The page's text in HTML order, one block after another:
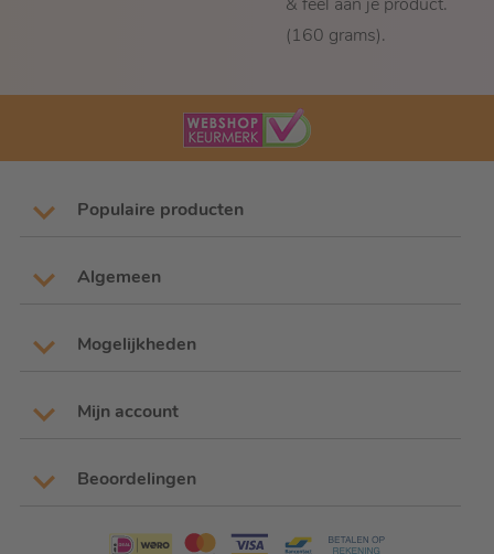
(160 grams).
Populaire producten
Algemeen
Mogelijkheden
Mijn account
Beoordelingen